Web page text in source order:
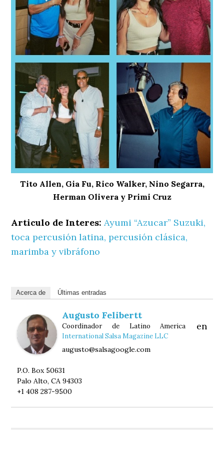
Tito Allen, Gia Fu, Rico Walker, Nino Segarra,
Herman Olivera y Primi Cruz
Articulo de Interes: Ayumi “Azucar” Suzuki,
toca percusión latina, percusión clásica,
marimba y vibráfono
Acerca de Últimas entradas
Augusto Felibertt
Coordinador de Latino America en
International Salsa Magazine LLC
augusto@salsagoogle.com
P.O. Box 50631
Palo Alto, CA 94303
+1 408 287-9500